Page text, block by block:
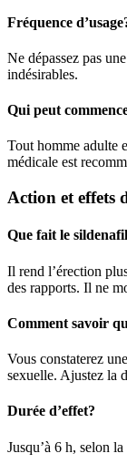
Fréquence
Ne dépassez pas
indésirables.
Qui peut
Tout homme adulte
médicale est
Action et effets
Que fait le
Il rend l’érection
des rapports. Il ne
Comment savoir
Vous constaterez
sexuelle. Ajustez la
Durée d’effet?
Jusqu’à 6 h, selon